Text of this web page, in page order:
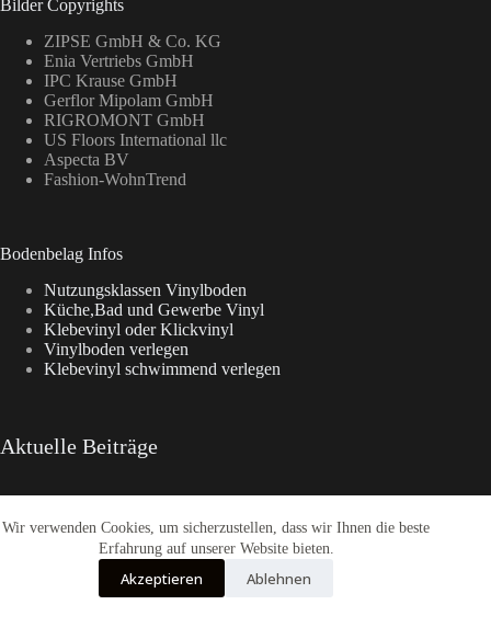
Wir verwenden Cookies, um sicherzustellen, dass wir Ihnen die beste
Erfahrung auf unserer Website bieten.
Akzeptieren Ablehnen
Bilder Copyrights
ZIPSE GmbH & Co. KG
Enia Vertriebs GmbH
IPC Krause GmbH
Gerflor Mipolam GmbH
RIGROMONT GmbH
US Floors International llc
Aspecta BV
Fashion-WohnTrend
Bodenbelag Infos
Nutzungsklassen Vinylboden
Küche,Bad und Gewerbe Vinyl
Klebevinyl oder Klickvinyl
Vinylboden verlegen
Klebevinyl schwimmend verlegen
Aktuelle Beiträge
Aspecta Vinylboden
Enia Kollektionen im Überblick
CasaNova Vinylboden
Warum sich der Weg zu Fashion-WohnTrend.de lohnt